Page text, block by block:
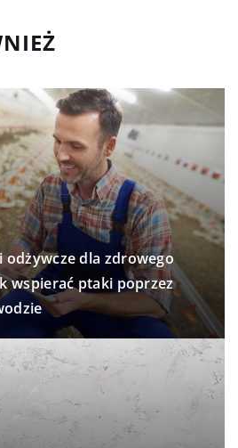
odżywcze dla zdrowego
wspierać ptaki poprzez